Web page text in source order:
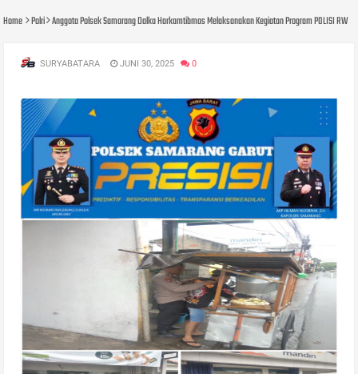
Home Polri Anggota Polsek Samarang Dalka Harkamtibmas Melaksanakan Kegiatan Program POLISI RW
SURYABATARA JUNI 30, 2025 0